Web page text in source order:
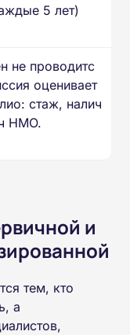
5 лет)
не проводитс
оценивает
стаж, налич
НМО.
и
тем, кто
а